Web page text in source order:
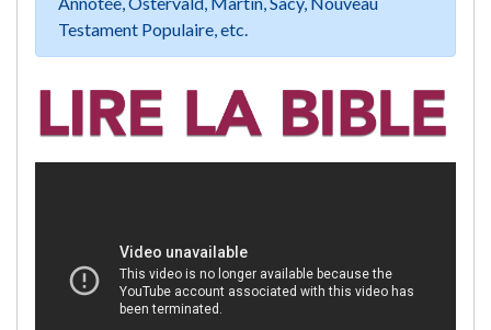
Testament Populaire, etc.